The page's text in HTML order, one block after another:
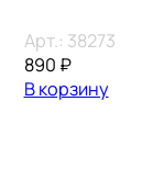
Арт.: 38273
890 ₽
В корзину